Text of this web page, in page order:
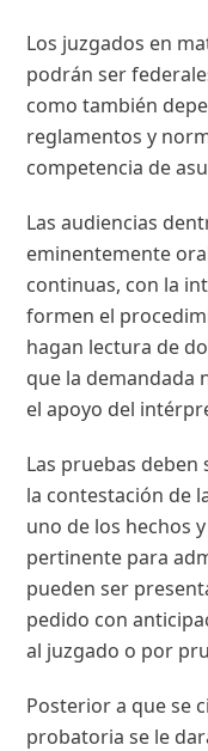
Los juzgados en
podrán ser
como también
reglamentos y
competencia de
Las audiencias
eminentemente
continuas, con la
formen el
hagan lectura de
que la demandada
el apoyo del
Las pruebas deben
la contestación de
uno de los hechos
pertinente para
pueden ser
pedido con
al juzgado o por
Posterior a que se
probatoria se le